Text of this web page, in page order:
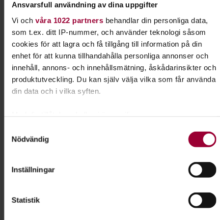
Ansvarsfull användning av dina uppgifter
Vi och våra 1022 partnersbehandlar din personliga data,
som t.ex. ditt IP-nummer, och använder teknologi såsom
cookies för att lagra och få tillgång till information på din
enhet för att kunna tillhandahålla personliga annonser och
innehåll, annons- och innehållsmätning, åskådarinsikter och
produktutveckling. Du kan själv välja vilka som får använda
din data och i vilka syften.
kan ha en noggrannhet på upp till flera meter
Ta reda på mer om hur dina personliga uppgifter behandlas
ändra eller dra tillbaka ditt samtycke när som helst från
Nödvändig
Inställningar
Statistik
Kontakt
Marlene Hassel
Folkbildningsutvecklare Djur
Skicka e-post
073-309 00 18
du att tävla? Prova rallylydnad!